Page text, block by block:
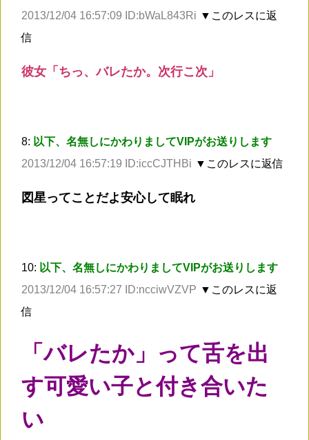
2013/12/04 16:57:09 ID:bWaL843Ri ▼このレスに返
信
彼女「ちっ、バレたか。次行こ次」
8: 以下、名無しにかわりましてVIPがお送りします
2013/12/04 16:57:19 ID:iccCJTHBi ▼このレスに返信
図星ってことだよ安心して眠れ
10: 以下、名無しにかわりましてVIPがお送りします
2013/12/04 16:57:27 ID:ncciwVZVP ▼このレスに返
信
「バレたか」って舌を出
す可愛い子と付き合いた
い